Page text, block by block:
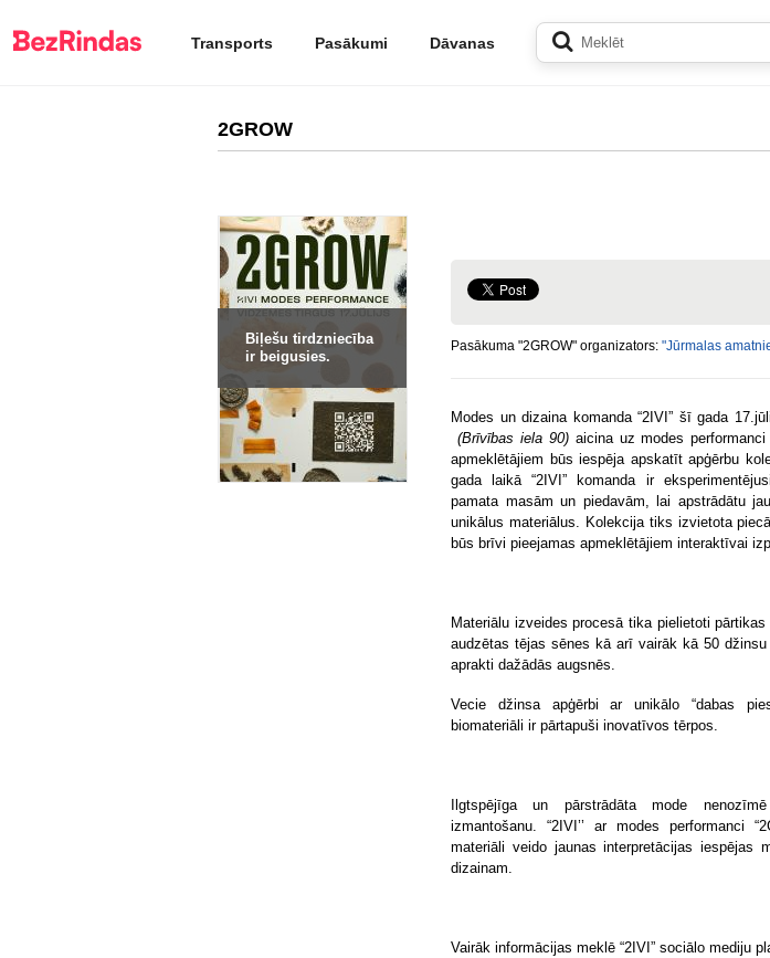
Transports Pasākumi Dāvanas
2GROW
Biļešu tirdzniecība
ir beigusies.
Pasākuma "2GROW" organizators: "Jūrmalas
Modes un dizaina komanda “2IVI” šī gada
(Brīvības iela 90)aicina uz modes performanci
apmeklētājiem būs iespēja apskatīt apģērbu
gada laikā “2IVI” komanda ir
pamata masām un piedavām, lai apstrādātu
unikālus materiālus. Kolekcija tiks izvietota
būs brīvi pieejamas apmeklētājiem interaktīvai
Materiālu izveides procesā tika pielietoti
audzētas tējas sēnes kā arī vairāk kā 50
aprakti dažādās augsnēs.
Vecie džinsa apģērbi ar unikālo “dabas
biomateriāli ir pārtapuši inovatīvos tērpos.
Ilgtspējīga un pārstrādāta mode
izmantošanu. “2IVI’’ ar modes performanci
materiāli veido jaunas interpretācijas iespējas
dizainam.
Vairāk informācijas meklē “2IVI” sociālo mediju